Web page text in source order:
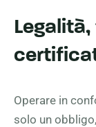
Operare in
solo un